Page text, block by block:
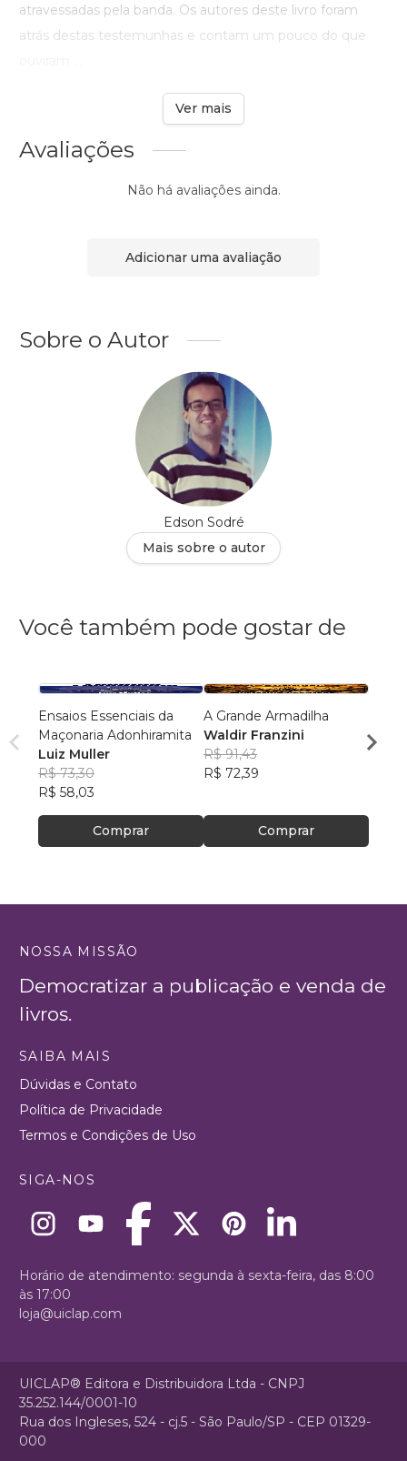
atravessadas pela banda. Os autores deste livro foram
atrás destas testemunhas e contam um pouco do que
Ver mais
Avaliações
Não há avaliações ainda.
Adicionar uma avaliação
Sobre o Autor
Edson Sodré
Mais sobre o autor
Você também pode gostar de
Ensaios Essenciais da
Maçonaria Adonhiramita
Luiz Muller
R$ 73,30
R$ 58,03
Comprar
A Grande Armadilha
Waldir Franzini
R$ 91,43
R$ 72,39
Comprar
Rui
R$
NOSSA MISSÃO
Democratizar a publicação e venda de
livros.
SAIBA MAIS
Dúvidas e Contato
Política de Privacidade
Termos e Condições de Uso
SIGA-NOS
Horário de atendimento: segunda à sexta-feira, das 8:00
às 17:00
loja@uiclap.com
UICLAP® Editora e Distribuidora Ltda - CNPJ
35.252.144/0001-10
Rua dos Ingleses, 524 - cj.5 - São Paulo/SP - CEP 01329-
000